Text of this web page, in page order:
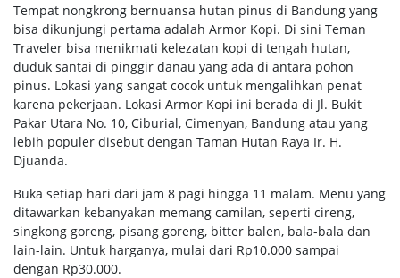
Tempat nongkrong bernuansa hutan pinus di Bandung yang
bisa dikunjungi pertama adalah Armor Kopi. Di sini Teman
Traveler bisa menikmati kelezatan kopi di tengah hutan,
duduk santai di pinggir danau yang ada di antara pohon
pinus. Lokasi yang sangat cocok untuk mengalihkan penat
karena pekerjaan. Lokasi Armor Kopi ini berada di Jl. Bukit
Pakar Utara No. 10, Ciburial, Cimenyan, Bandung atau yang
lebih populer disebut dengan Taman Hutan Raya Ir. H.
Djuanda.
Buka setiap hari dari jam 8 pagi hingga 11 malam. Menu yang
ditawarkan kebanyakan memang camilan, seperti cireng,
singkong goreng, pisang goreng, bitter balen, bala-bala dan
lain-lain. Untuk harganya, mulai dari Rp10.000 sampai
dengan Rp30.000.